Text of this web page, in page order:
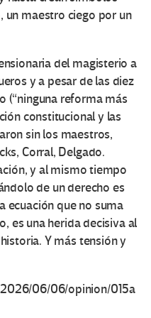
un maestro ciego por un
del magisterio a
y a pesar de las diez
(“ninguna reforma más
constitucional y las
sin los maestros,
Corral, Delgado.
y al mismo tiempo
de un derecho es
ecuación que no suma
es una herida decisiva al
Y más tensión y
06/06/opinion/015a